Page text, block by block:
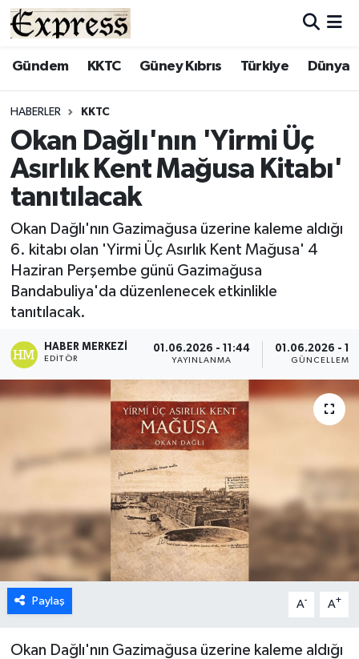
Gündem KKTC Güney Kıbrıs Türkiye Dünya
HABERLER KKTC
Okan Dağlı'nın 'Yirmi Üç
Asırlık Kent Mağusa Kitabı'
tanıtılacak
Okan Dağlı'nın Gazimağusa üzerine kaleme aldığı
6. kitabı olan 'Yirmi Üç Asırlık Kent Mağusa' 4
Haziran Perşembe günü Gazimağusa
Bandabuliya'da düzenlenecek etkinlikle
tanıtılacak.
HABER MERKEZI
EDITÖR
01.06.2026 - 11:44
YAYINLANMA
01.06.2026 -
GÜNCELLEME
Paylaş A- A+
Okan Dağlı'nın Gazimağusa üzerine kaleme aldığı
ALAYKÖY
BİLİM
ÇATALKÖY
DÜNYA
EĞİTİM
EKONOMİ
ENGLISH
GAZİMAĞUSA
GİRNE
GÜNDEM
GÜNEY KIBRIS
İÇ HABERLER
Hava Durumu
Süper Lig Puan Durumu ve Fikstür
Tüm Manşetler
Son Dakika Haberleri
Haber Arşivi